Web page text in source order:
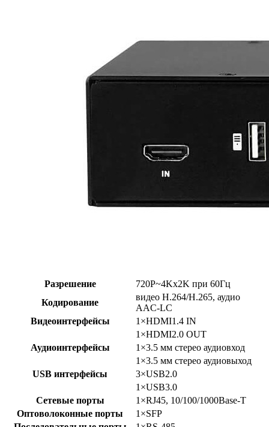
Разрешение
720P~4Kx2K при 60Гц
Кодирование
видео H.264/H.265, аудио
AAC-LC
Видеоинтерфейсы
1×HDMI1.4 IN
1×HDMI2.0 OUT
Аудиоинтерфейсы
1×3.5 мм стерео аудиовход
1×3.5 мм стерео аудиовыход
USB интерфейсы
3×USB2.0
1×USB3.0
Сетевые порты
1×RJ45, 10/100/1000Base-T
Оптоволоконные порты
1×SFP